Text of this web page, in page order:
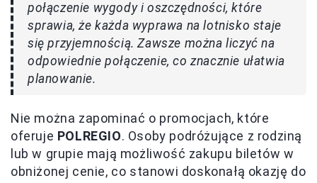
połączenie wygody i oszczędności, które
sprawia, że każda wyprawa na lotnisko staje
się przyjemnością. Zawsze można liczyć na
odpowiednie połączenie, co znacznie ułatwia
planowanie.
Nie można zapominać o promocjach, które
oferuje POLREGIO. Osoby podróżujące z rodziną
lub w grupie mają możliwość zakupu biletów w
obniżonej cenie, co stanowi doskonałą okazję do